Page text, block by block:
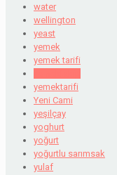
water
wellington
yeast
yemek
yemek tarifi
yemektarifi
Yeni Cami
yeşilçay
yoghurt
yoğurt
yoğurtlu sarımsak
yulaf